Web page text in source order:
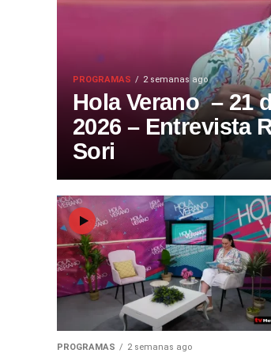
PROGRAMAS 2 semanas ago
Hola Verano – 21
2026 – Entrevista
Sori
PROGRAMAS 2 semanas ago